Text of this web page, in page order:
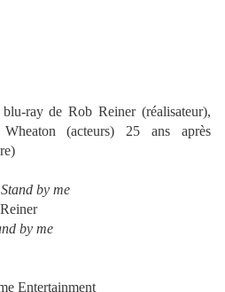
ray de Rob Reiner (réalisateur),
(acteurs) 25 ans après
Stand by me
by me
Entertainment